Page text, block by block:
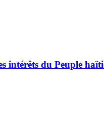
intérêts du Peuple